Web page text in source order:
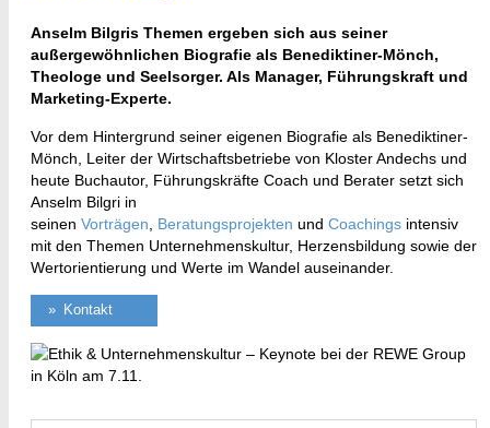
Anselm Bilgris Themen ergeben sich aus seiner
außergewöhnlichen Biografie als Benediktiner-Mönch,
Theologe und Seelsorger. Als Manager, Führungskraft und
Marketing-Experte.
Vor dem Hintergrund seiner eigenen Biografie als Benediktiner-
Mönch, Leiter der Wirtschaftsbetriebe von Kloster Andechs und
heute Buchautor, Führungskräfte Coach und Berater setzt sich
Anselm Bilgri in
seinen Vorträgen Beratungsprojekten und Coachings intensiv
mit den Themen Unternehmenskultur, Herzensbildung sowie der
Wertorientierung und Werte im Wandel auseinander.
Kontakt